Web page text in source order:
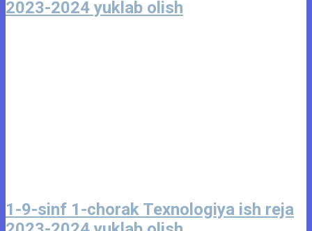
2023-2024 yuklab olish
1-9-sinf 1-chorak Texnologiya ish reja